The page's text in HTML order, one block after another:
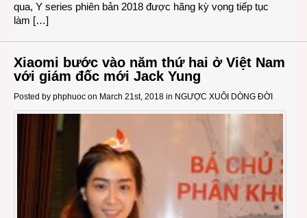
qua, Y series phiên bản 2018 được hãng kỳ vọng tiếp tục
làm […]
Xiaomi bước vào năm thứ hai ở Việt Nam
với giám đốc mới Jack Yung
Posted by phphuoc on March 21st, 2018 in NGƯỢC XUÔI DÒNG ĐỜI